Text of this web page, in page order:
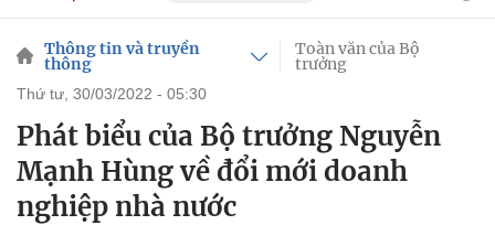
Thông tin và truyền
thông
Toàn văn của Bộ
trưởng
thứ tư, 30/03/2022 - 05:30
Phát biểu của Bộ trưởng Nguyễn
Mạnh Hùng về đổi mới doanh
nghiệp nhà nước